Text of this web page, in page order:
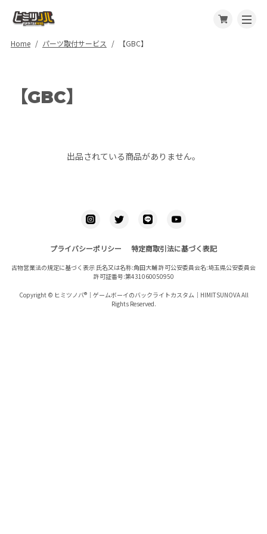
Home パーツ取付サービス 【GBC】
【GBC】
出品されている商品がありません。
プライバシーポリシー 特定商取引法に基づく表記
古物営業法の規定に基づく表示 氏名又は名称:角田大輔 許可公安委員会名:埼玉県公安委員会
許可証番号:第431060050950
Copyright © ヒミツノバ®｜ゲームボーイのバックライトカスタム｜HIMITSUNOVA All
Rights Reserved.